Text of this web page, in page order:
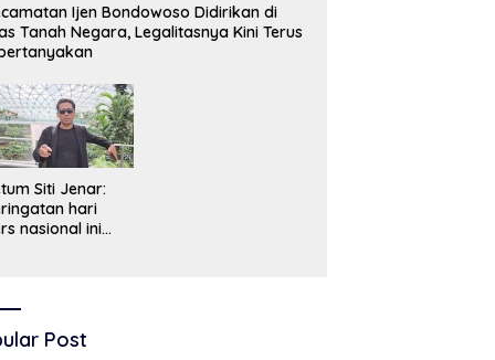
Ijen Bondowoso Didirikan di
Tanah Negara, Legalitasnya Kini Terus
Siti Jenar:
hari
nasional ini
pers dalam
dan
Post